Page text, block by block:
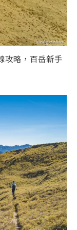
攻略，百岳新手